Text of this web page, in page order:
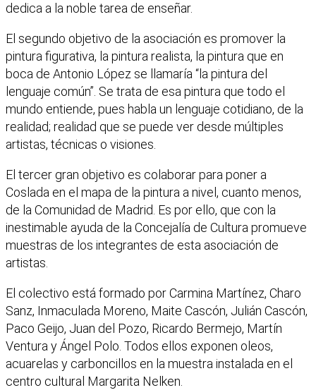
dedica a la noble tarea de enseñar.
El segundo objetivo de la asociación es promover la
pintura figurativa, la pintura realista, la pintura que en
boca de Antonio López se llamaría “la pintura del
lenguaje común”. Se trata de esa pintura que todo el
mundo entiende, pues habla un lenguaje cotidiano, de la
realidad; realidad que se puede ver desde múltiples
artistas, técnicas o visiones.
El tercer gran objetivo es colaborar para poner a
Coslada en el mapa de la pintura a nivel, cuanto menos,
de la Comunidad de Madrid. Es por ello, que con la
inestimable ayuda de la Concejalía de Cultura promueve
muestras de los integrantes de esta asociación de
artistas.
El colectivo está formado por Carmina Martínez, Charo
Sanz, Inmaculada Moreno, Maite Cascón, Julián Cascón,
Paco Geijo, Juan del Pozo, Ricardo Bermejo, Martín
Ventura y Ángel Polo. Todos ellos exponen oleos,
acuarelas y carboncillos en la muestra instalada en el
centro cultural Margarita Nelken.